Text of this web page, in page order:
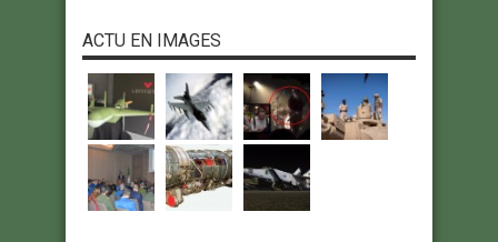
ACTU EN IMAGES